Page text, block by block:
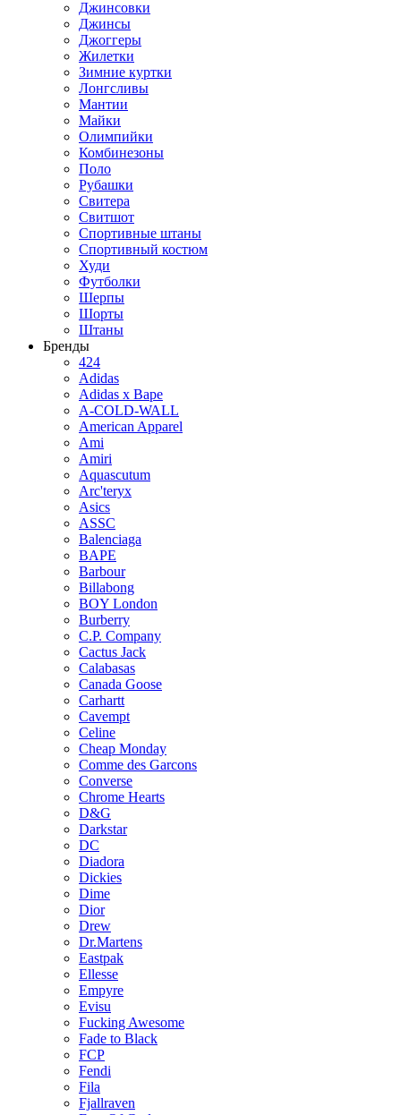
Джинсовки
Джинсы
Джоггеры
Жилетки
Зимние куртки
Лонгсливы
Мантии
Майки
Олимпийки
Комбинезоны
Поло
Рубашки
Свитера
Свитшот
Спортивные штаны
Спортивный костюм
Худи
Футболки
Шерпы
Шорты
Штаны
Бренды
424
Adidas
Adidas x Bape
A-COLD-WALL
American Apparel
Ami
Amiri
Aquascutum
Arc'teryx
Asics
ASSC
Balenciaga
BAPE
Barbour
Billabong
BOY London
Burberry
C.P. Company
Cactus Jack
Calabasas
Canada Goose
Carhartt
Cavempt
Celine
Cheap Monday
Comme des Garcons
Converse
Chrome Hearts
D&G
Darkstar
DC
Diadora
Dickies
Dime
Dior
Drew
Dr.Martens
Eastpak
Ellesse
Empyre
Evisu
Fucking Awesome
Fade to Black
FCP
Fendi
Fila
Fjallraven